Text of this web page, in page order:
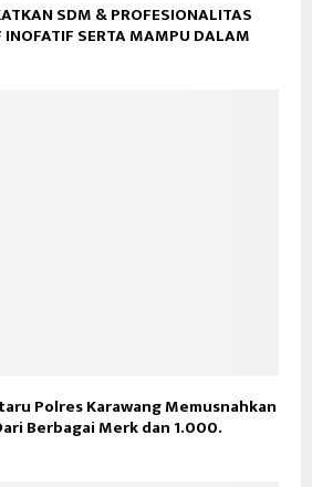
SDM & PROFESIONALITAS
INOFATIF SERTA MAMPU DALAM
Polres Karawang Memusnahkan
Berbagai Merk dan 1.000.